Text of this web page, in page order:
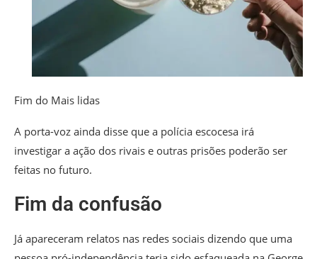
Fim do Mais lidas
A porta-voz ainda disse que a polícia escocesa irá
investigar a ação dos rivais e outras prisões poderão ser
feitas no futuro.
Fim da confusão
Já apareceram relatos nas redes sociais dizendo que uma